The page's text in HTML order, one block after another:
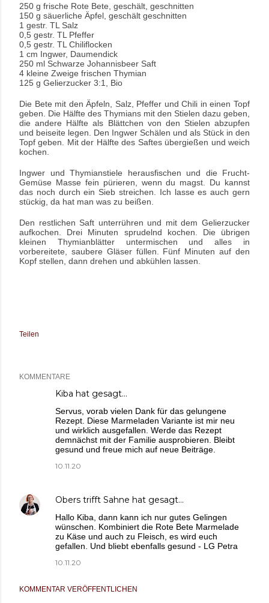
250 g frische Rote Bete, geschält, geschnitten
150 g säuerliche Äpfel, geschält geschnitten
1 gestr. TL Salz
0,5 gestr. TL Pfeffer
0,5 gestr. TL Chiliflocken
1 cm Ingwer, Daumendick
250 ml Schwarze Johannisbeer Saft
4 kleine Zweige frischen Thymian
125 g Gelierzucker 3:1, Bio
Die Bete mit den Äpfeln, Salz, Pfeffer und Chili in einen Topf
geben. Die Hälfte des Thymians mit den Stielen dazu geben,
die andere Hälfte als Blättchen von den Stielen abzupfen
und beiseite legen. Den Ingwer Schälen und als Stück in den
Topf geben. Mit der Hälfte des Saftes übergießen und weich
kochen.
Ingwer und Thymianstiele herausfischen und die Frucht-
Gemüse Masse fein pürieren, wenn du magst. Du kannst
das noch durch ein Sieb streichen. Ich lasse es auch gern
stückig, da hat man was zu beißen.
Den restlichen Saft unterrühren und mit dem Gelierzucker
aufkochen. Drei Minuten sprudelnd kochen. Die übrigen
kleinen Thymianblätter untermischen und alles in
vorbereitete, saubere Gläser füllen. Fünf Minuten auf den
Kopf stellen, dann drehen und abkühlen lassen.
Teilen
KOMMENTARE
Kiba hat gesagt…
Servus, vorab vielen Dank für das gelungene
Rezept. Diese Marmeladen Variante ist mir neu
und wirklich ausgefallen. Werde das Rezept
demnächst mit der Familie ausprobieren. Bleibt
gesund und freue mich auf neue Beiträge.
10.11.20
Obers trifft Sahne hat gesagt…
Hallo Kiba, dann kann ich nur gutes Gelingen
wünschen. Kombiniert die Rote Bete Marmelade
zu Käse und auch zu Fleisch, es wird euch
gefallen. Und bliebt ebenfalls gesund - LG Petra
10.11.20
KOMMENTAR VERÖFFENTLICHEN